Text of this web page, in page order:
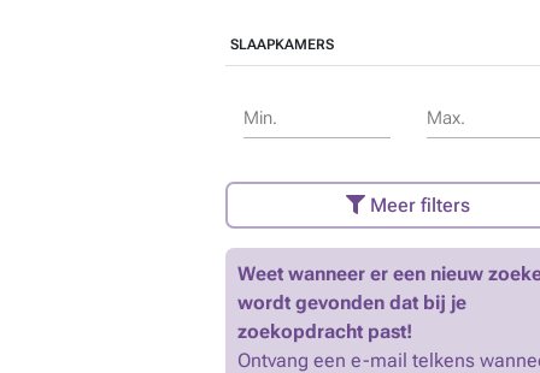
SLAAPKAMERS
Min. Max.
Meer filters
Weet wanneer er een nieuw
wordt gevonden dat bij je
zoekopdracht past!
Ontvang een e-mail telkens